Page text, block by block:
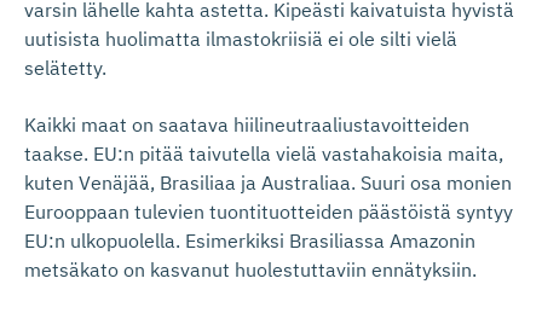
varsin lähelle kahta astetta. Kipeästi kaivatuista hyvistä
uutisista huolimatta ilmastokriisiä ei ole silti vielä
selätetty.
Kaikki maat on saatava hiilineutraaliustavoitteiden
taakse. EU:n pitää taivutella vielä vastahakoisia maita,
kuten Venäjää, Brasiliaa ja Australiaa. Suuri osa monien
Eurooppaan tulevien tuontituotteiden päästöistä syntyy
EU:n ulkopuolella. Esimerkiksi Brasiliassa Amazonin
metsäkato on kasvanut huolestuttaviin ennätyksiin.